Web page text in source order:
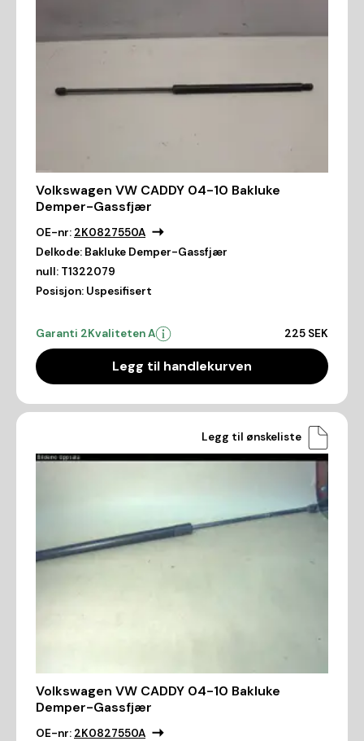
Volkswagen VW CADDY 04-10 Bakluke
Demper-Gassfjær
OE-nr: 2K0827550A
Delkode: Bakluke Demper-Gassfjær
null: T1322079
Posisjon: Uspesifisert
Garanti 2Kvaliteten A 225 SEK
Legg til handlekurven
Legg til ønskeliste
Volkswagen VW CADDY 04-10 Bakluke
Demper-Gassfjær
OE-nr: 2K0827550A